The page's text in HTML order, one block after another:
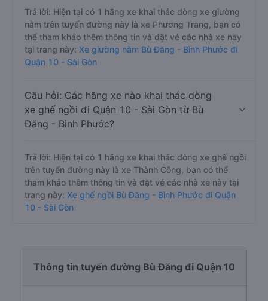
Trả lời: Hiện tại có 1 hãng xe khai thác dòng xe giường
nằm trên tuyến đường này là xe Phương Trang, bạn có
thể tham khảo thêm thông tin và đặt vé các nhà xe này
tại trang này: Xe giường nằm Bù Đăng - Bình Phước đi
Quận 10 - Sài Gòn
Câu hỏi: Các hãng xe nào khai thác dòng
xe ghế ngồi đi Quận 10 - Sài Gòn từ Bù
Đăng - Bình Phước?
Trả lời: Hiện tại có 1 hãng xe khai thác dòng xe ghế ngồi
trên tuyến đường này là xe Thành Công, bạn có thể
tham khảo thêm thông tin và đặt vé các nhà xe này tại
trang này: Xe ghế ngồi Bù Đăng - Bình Phước đi Quận
10 - Sài Gòn
Thông tin tuyến đường Bù Đăng đi Quận 10